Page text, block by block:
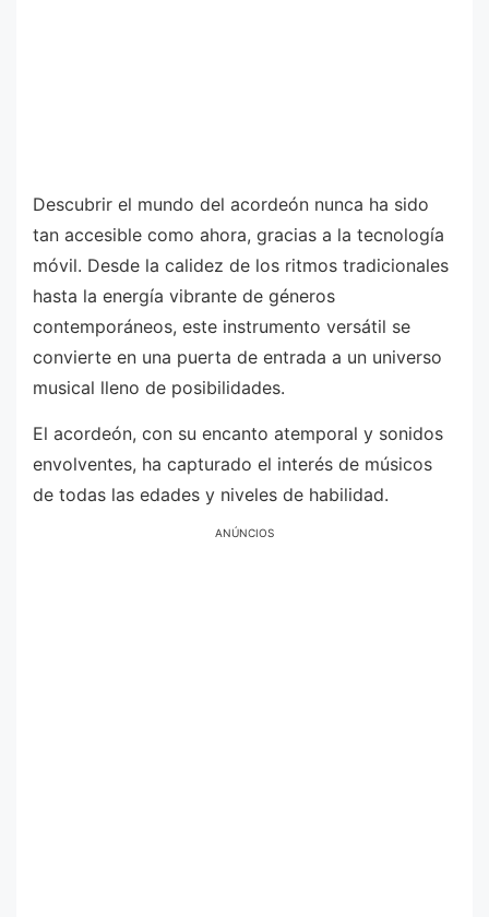
Descubrir el mundo del acordeón nunca ha sido
tan accesible como ahora, gracias a la tecnología
móvil. Desde la calidez de los ritmos tradicionales
hasta la energía vibrante de géneros
contemporáneos, este instrumento versátil se
convierte en una puerta de entrada a un universo
musical lleno de posibilidades.
El acordeón, con su encanto atemporal y sonidos
envolventes, ha capturado el interés de músicos
de todas las edades y niveles de habilidad.
ANÚNCIOS